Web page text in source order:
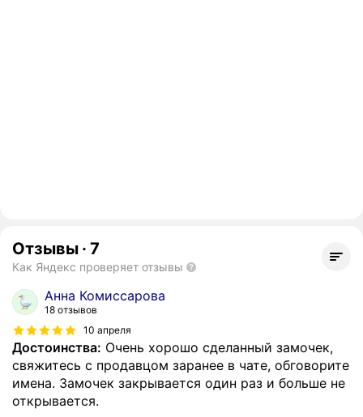
Отзывы · 7
Как Яндекс проверяет отзывы
Анна Комиссарова
18 отзывов
10 апреля
Достоинства: Очень хорошо сделанный замочек,
свяжитесь с продавцом заранее в чате, обговорите
имена. Замочек закрывается один раз и больше не
открывается.